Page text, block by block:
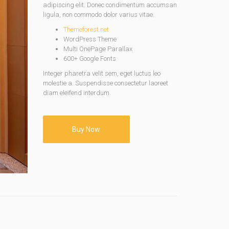
adipiscing elit. Donec condimentum accumsan
ligula, non commodo dolor varius vitae.
Themeforest.net
WordPress Theme
Multi OnePage Parallax
600+ Google Fonts
Integer pharetra velit sem, eget luctus leo
molestie a. Suspendisse consectetur laoreet
diam eleifend interdum.
Buy Now